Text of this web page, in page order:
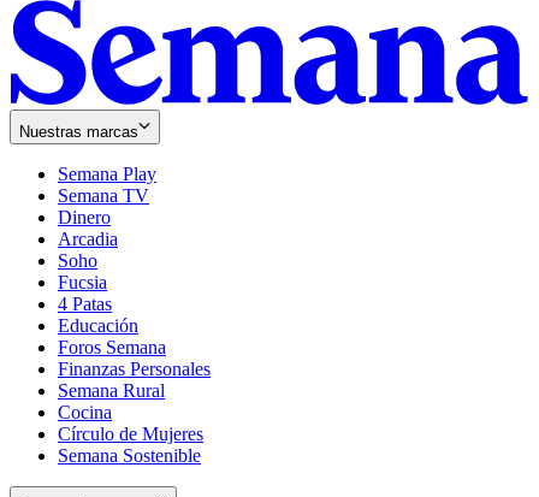
Nuestras marcas
Semana Play
Semana TV
Dinero
Arcadia
Soho
in
new
window
Fucsia
in
new
window
4 Patas
Educación
Foros Semana
Finanzas Personales
Semana Rural
Cocina
Círculo de Mujeres
Semana Sostenible